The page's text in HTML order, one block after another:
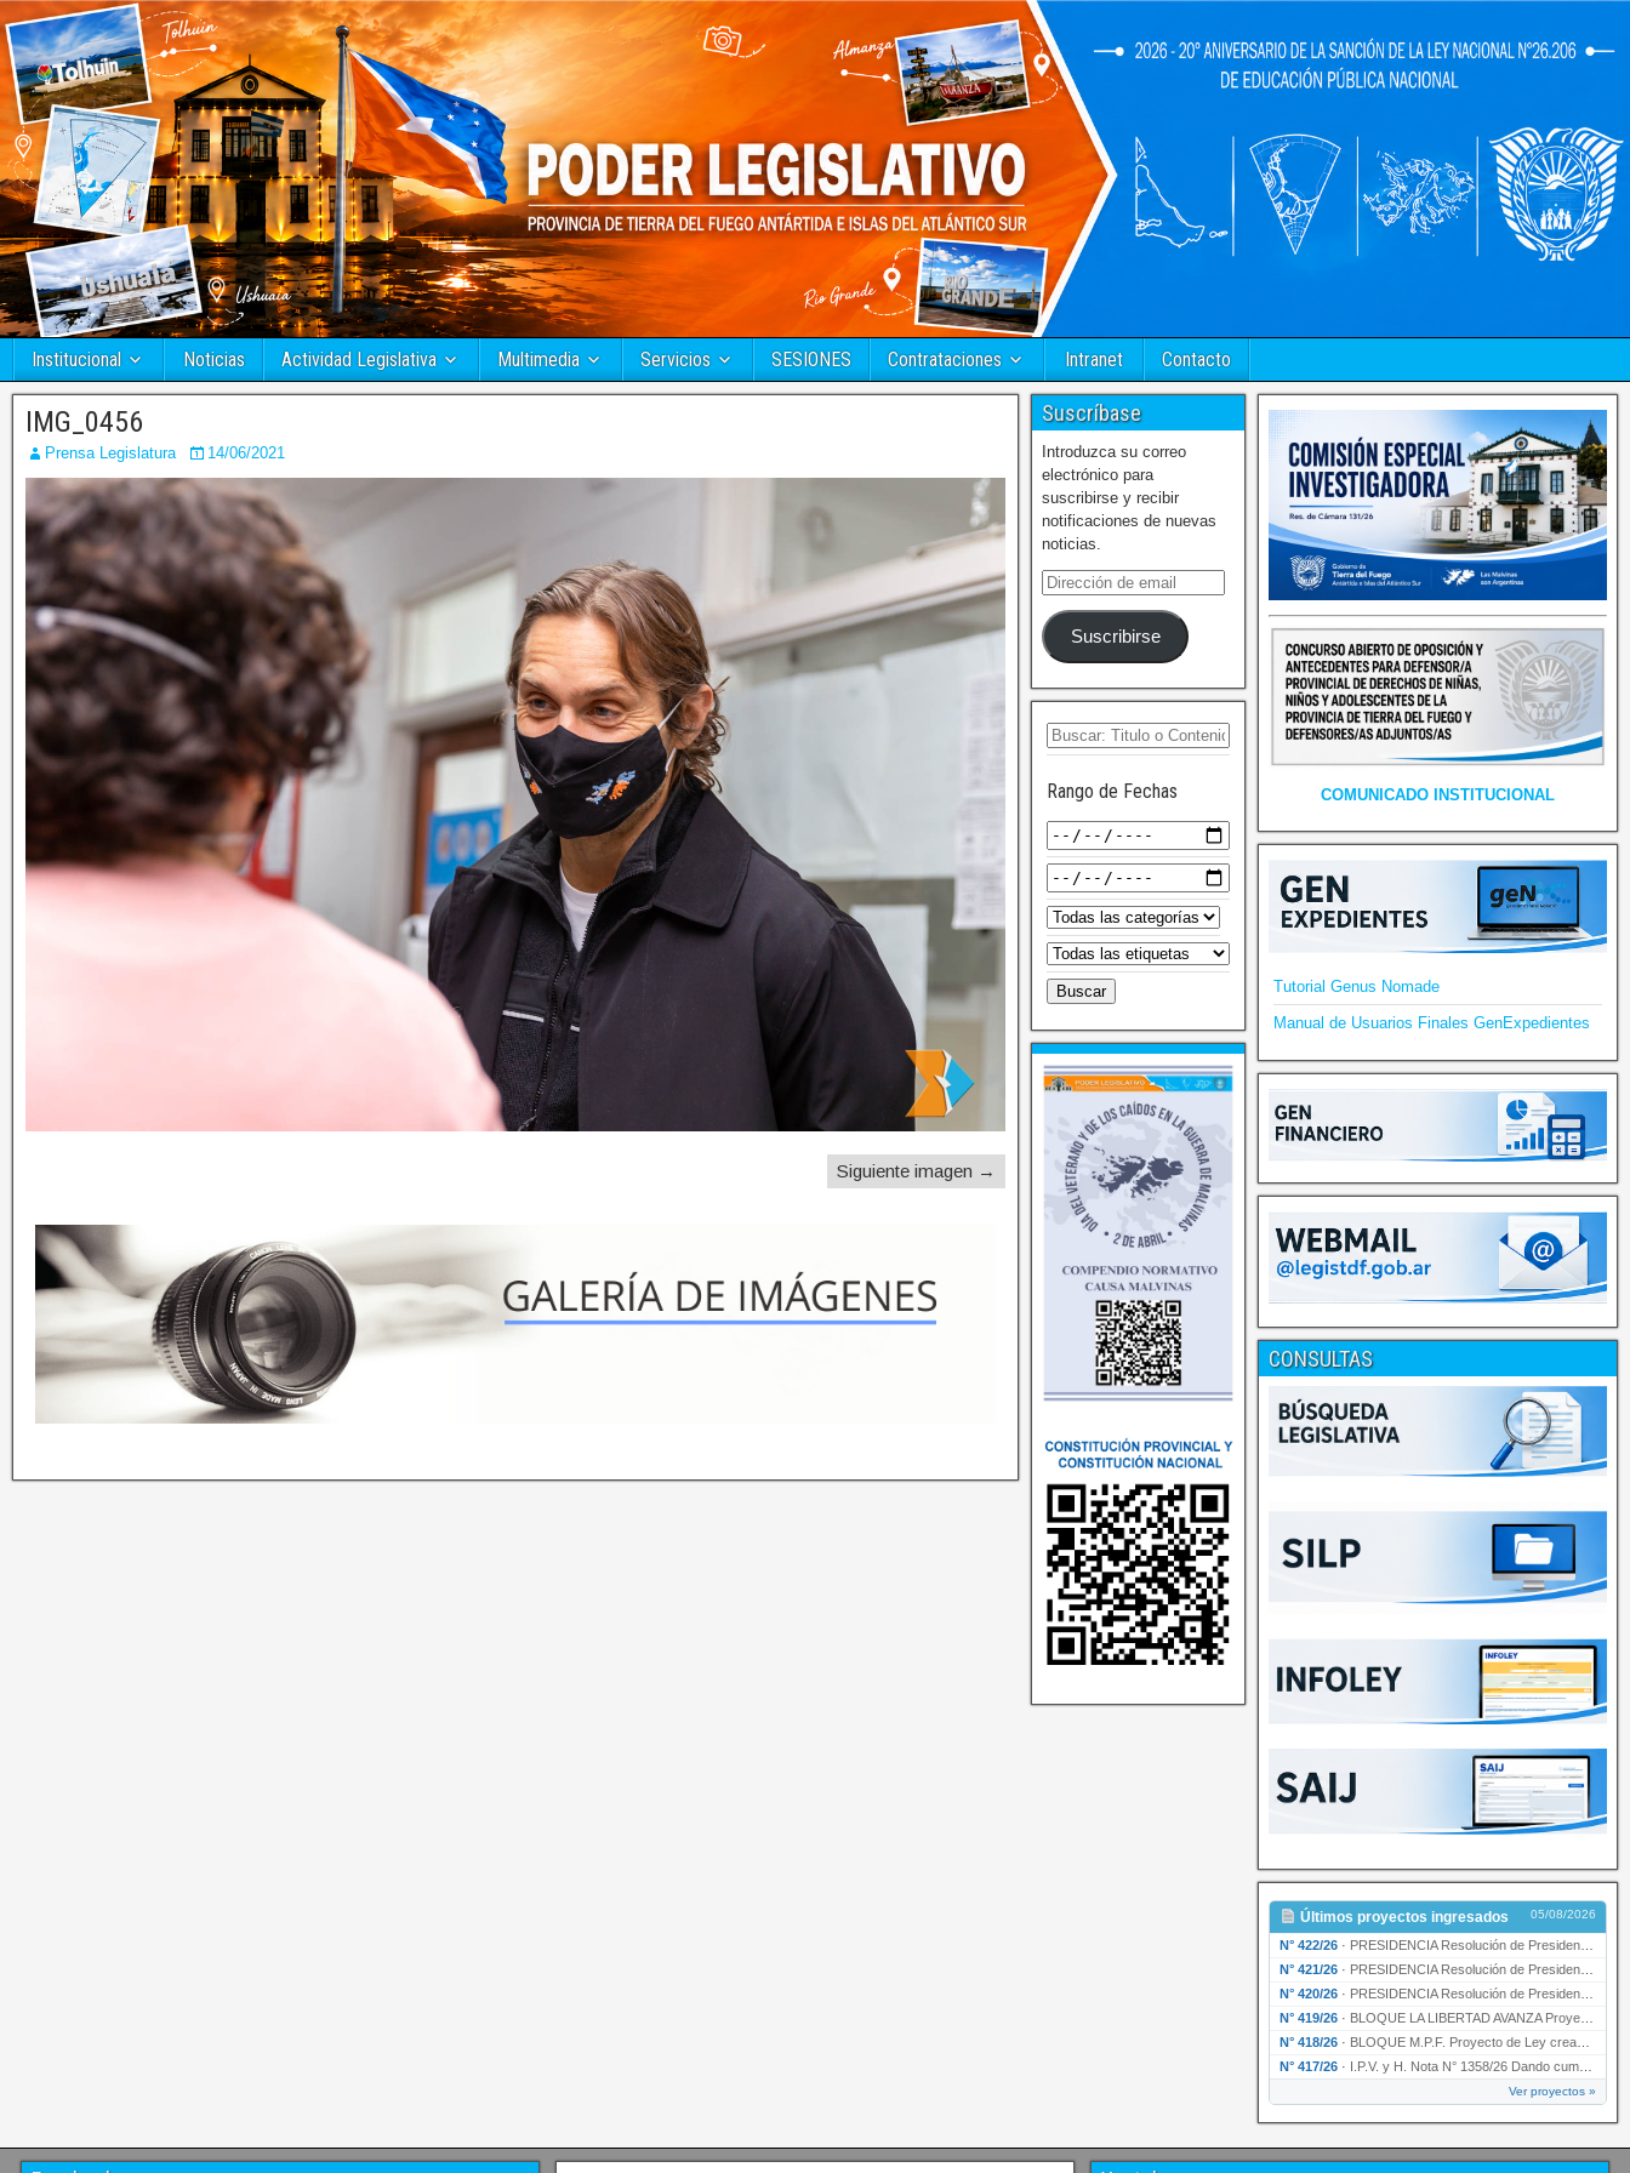
Institucional Noticias Actividad Legislativa Multimedia Servicios SESIONES Contrataciones Intranet Contacto
IMG_0456
Prensa Legislatura 14/06/2021
Siguiente imagen →
Suscríbase
Introduzca su correo
electrónico para
suscribirse y recibir
notificaciones de nuevas
noticias.
Suscribirse
Rango de Fechas COMUNICADO INSTITUCIONAL
Tutorial Genus Nomade
Manual de Usuarios Finales GenExpedientes
CONSULTAS
Últimos proyectos ingresados 05/08/2026
N° 422/26 · PRESIDENCIA Resolución de Presidencia N° 200/26 para su ratificación.
N° 421/26 · PRESIDENCIA Resolución de Presidencia N° 199/26 para su ratificación.
N° 420/26 · PRESIDENCIA Resolución de Presidencia N° 198/26 para su ratificación.
N° 419/26 · BLOQUE LA LIBERTAD AVANZA Proyecto de Ley declarando la esencialidad del servicio educativ…
N° 418/26 · BLOQUE M.P.F. Proyecto de Ley creando el Ente Único Regulador de servicios públicos de la …
N° 417/26 · I.P.V. y H. Nota N° 1358/26 Dando cumplimiento al artículo 29 de la Ley provincial N° 1399…
Ver proyectos »